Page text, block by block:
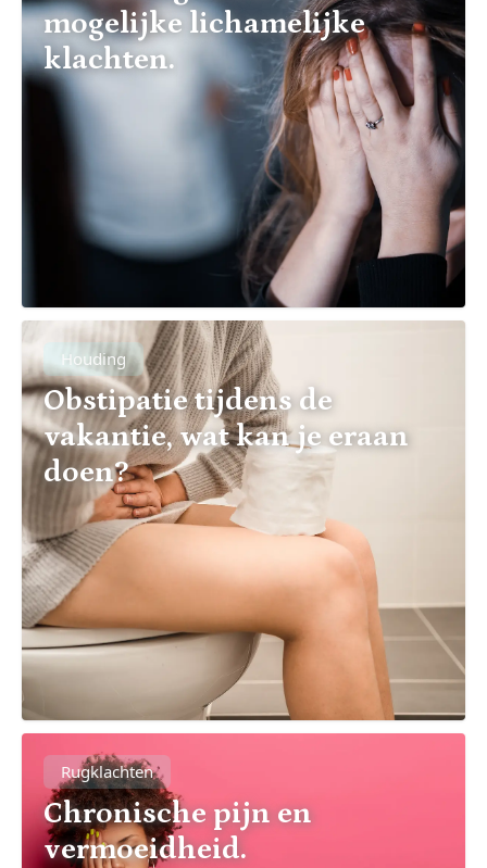
mogelijke lichamelijke
klachten.
Houding
Obstipatie tijdens de
vakantie, wat kan je eraan
doen?
Rugklachten
Chronische pijn en
vermoeidheid.